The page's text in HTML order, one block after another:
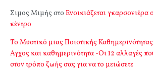
Σιμος Μιμής στο Ενοικιάζεται γκαρσονιέρα
κέντρο
Το Μυστικό μιας Ποιοτικής
Αγχος και καθημερινότητα -Οι 12 αλλαγές
στον τρόπο ζωής σας για να το μειώσετε